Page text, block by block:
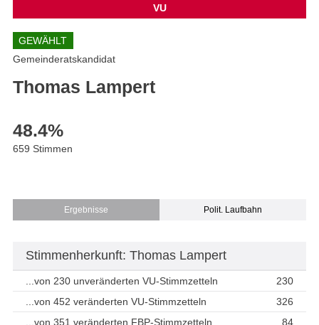
VU
GEWÄHLT
Gemeinderatskandidat
Thomas Lampert
48.4%
659 Stimmen
Ergebnisse Polit. Laufbahn
Stimmenherkunft: Thomas Lampert
...von 230 unveränderten VU-Stimmzetteln
230
...von 452 veränderten VU-Stimmzetteln
326
...von 351 veränderten FBP-Stimmzetteln
84